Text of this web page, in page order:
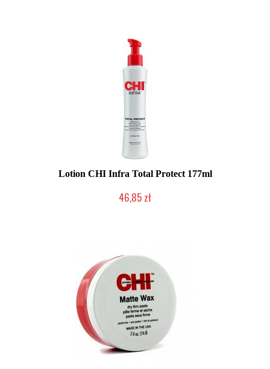
Lotion CHI Infra Total Protect 177ml
46,85 zł